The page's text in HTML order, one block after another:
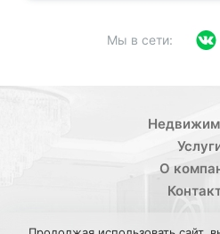
Мы в сети:
О